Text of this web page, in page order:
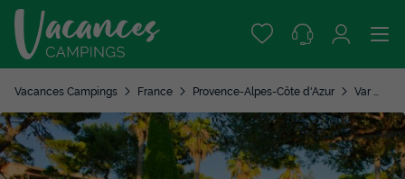
Vacances Campings France Provence-Alpes-Côte d'Azur Var